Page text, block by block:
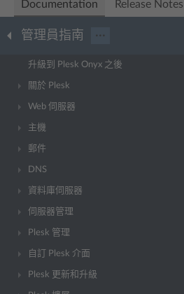
Documentation Release Notes
管理員指南 ···
升級到 Plesk Onyx 之後
關於 Plesk
Web 伺服器
主機
郵件
DNS
資料庫伺服器
伺服器管理
Plesk 管理
自訂 Plesk 介面
Plesk 更新和升級